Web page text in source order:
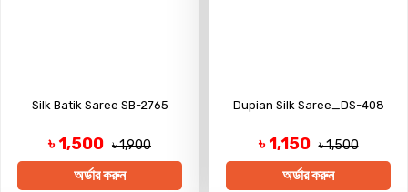
Silk Batik Saree SB-2765
৳ 1,500 ৳ 1,900
অর্ডার করুন
Dupian Silk Saree_DS-408
৳ 1,150 ৳ 1,500
অর্ডার করুন